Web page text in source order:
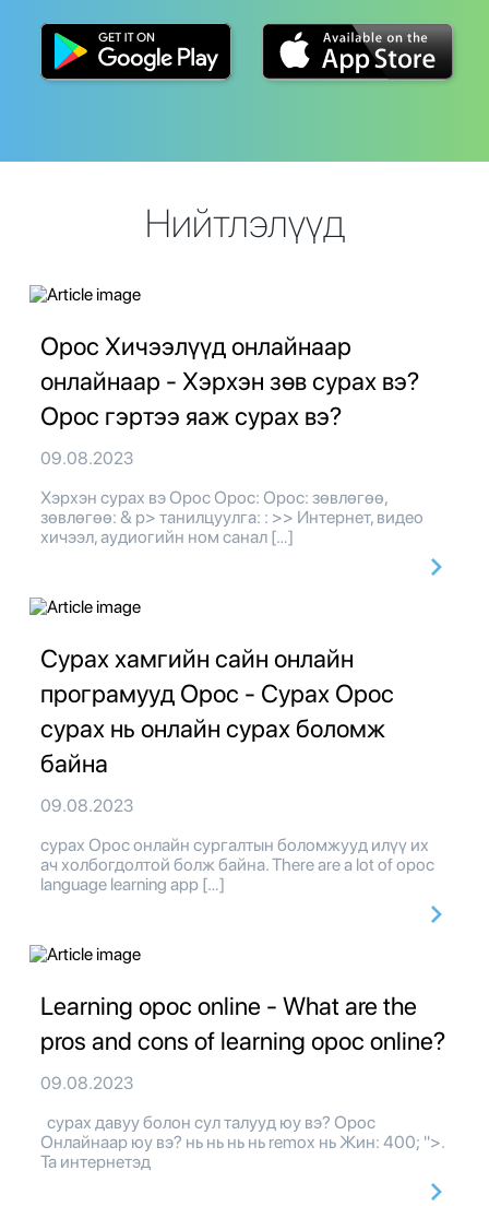
Нийтлэлүүд
Орос Хичээлүүд онлайнаар
онлайнаар - Хэрхэн зөв сурах вэ?
Орос гэртээ яаж сурах вэ?
09.08.2023
Хэрхэн сурах вэ Орос Орос: Орос: зөвлөгөө,
зөвлөгөө: & p> танилцуулга: : >> Интернет, видео
хичээл, аудиогийн ном санал […]
Сурах хамгийн сайн онлайн
програмууд Орос - Сурах Орос
сурах нь онлайн сурах боломж
байна
09.08.2023
сурах Орос онлайн сургалтын боломжууд илүү их
ач холбогдолтой болж байна. There are a lot of орос
language learning app […]
Learning орос online - What are the
pros and cons of learning орос online?
09.08.2023
сурах давуу болон сул талууд юу вэ? Орос
Онлайнаар юу вэ? нь нь нь нь remox нь Жин: 400; ">.
Та интернетэд